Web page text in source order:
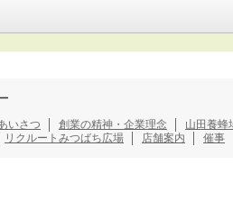
いさつ 創業の精神・企業理念
山田養蜂
リクルート みつばち広場 店舗案内 催事